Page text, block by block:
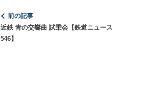
前の記事
近鉄 青の交響曲 試乗会【鉄道ニュース
546】